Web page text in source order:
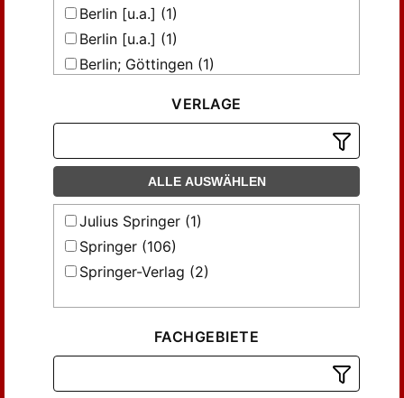
Berlin [u.a.] (1)
Berlin [u.a.] (1)
Berlin; Göttingen (1)
Berlin; Heidelberg [u.a.] (3)
Heidelber (1)
Heidelberg (57)
New York (38)
Tokyo (12)
VERLAGE
ALLE AUSWÄHLEN
Julius Springer (1)
Springer (106)
Springer-Verlag (2)
FACHGEBIETE